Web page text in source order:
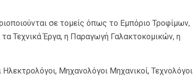
σε τομείς όπως το Εμπόριο Τροφίμων,
τα Τεχνικά Έργα, η Παραγωγή Γαλακτοκομικών, η
Μηχανολόγοι Μηχανικοί, Τεχνολόγοι